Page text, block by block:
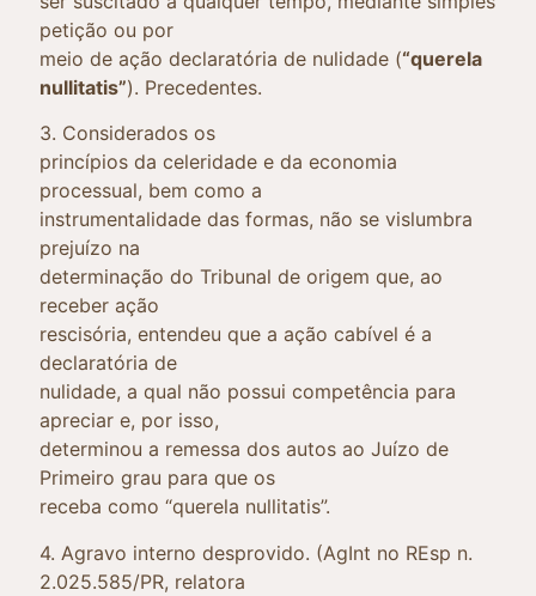
petição ou por
meio de ação declaratória de nulidade (“querela
nullitatis”). Precedentes.
3. Considerados os
princípios da celeridade e da economia
processual, bem como a
instrumentalidade das formas, não se vislumbra
prejuízo na
determinação do Tribunal de origem que, ao
receber ação
rescisória, entendeu que a ação cabível é a
declaratória de
nulidade, a qual não possui competência para
apreciar e, por isso,
determinou a remessa dos autos ao Juízo de
Primeiro grau para que os
receba como “querela nullitatis”.
4. Agravo interno desprovido. (AgInt no REsp n.
2.025.585/PR, relatora